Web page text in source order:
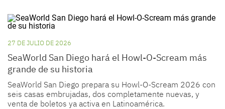
27 DE JULIO DE 2026
SeaWorld San Diego hará el Howl-O-Scream más
grande de su historia
SeaWorld San Diego prepara su Howl-O-Scream 2026 con
seis casas embrujadas, dos completamente nuevas, y
venta de boletos ya activa en Latinoamérica.